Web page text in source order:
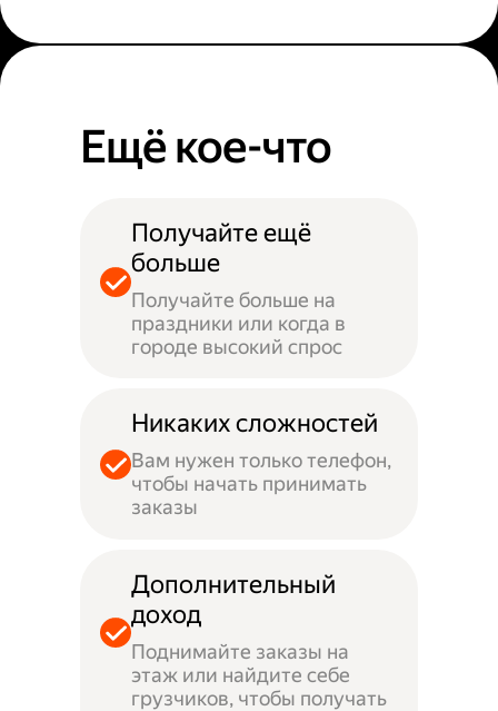
Ещё кое-что
Получайте ещё
больше
Получайте больше на
праздники или когда в
городе высокий спрос
Никаких сложностей
Вам нужен только телефон,
чтобы начать принимать
заказы
Дополнительный
доход
Поднимайте заказы на
этаж или найдите себе
грузчиков, чтобы получать